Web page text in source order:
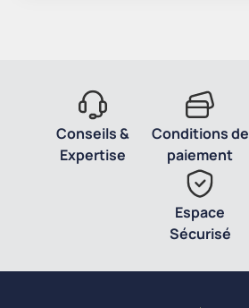
Conseils &
Expertise
Conditions de
paiement
Espace
Sécurisé